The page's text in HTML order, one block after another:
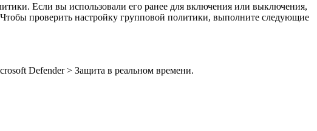
Если вы использовали его ранее для включения или выключения,
проверить настройку групповой политики, выполните следующие
Defender > Защита в реальном времени.